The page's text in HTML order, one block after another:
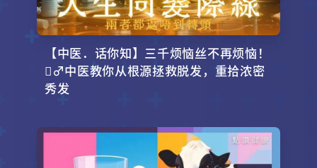
【中医．话你知】三千烦恼丝不再烦恼！
‍♂️中医教你从根源拯救脱发，重拾浓密
秀发